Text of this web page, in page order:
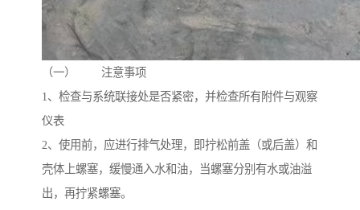
（一） 注意事项
1、检查与系统联接处是否紧密，并检查所有附件与观察
仪表
2、使用前，应进行排气处理，即拧松前盖（或后盖）和
壳体上螺塞，缓慢通入水和油，当螺塞分别有水或油溢
出，再拧紧螺塞。